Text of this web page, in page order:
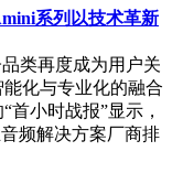
系列以技术革新
类再度成为用户关
化与专业化的融合
首小时战报”显示，
频解决方案厂商排